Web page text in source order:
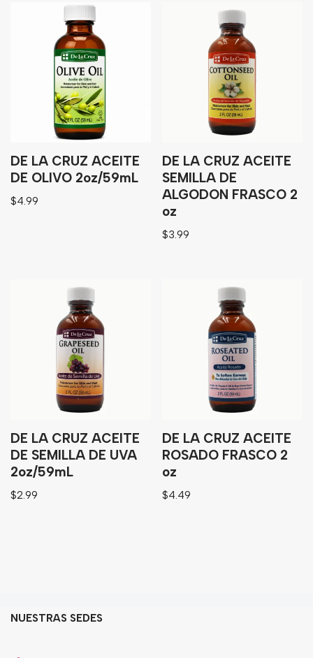
DE LA CRUZ ACEITE
DE OLIVO 2oz/59mL
$4.99
DE LA CRUZ ACEITE
SEMILLA DE
ALGODON FRASCO 2
oz
$3.99
DE LA CRUZ ACEITE
DE SEMILLA DE UVA
2oz/59mL
$2.99
DE LA CRUZ ACEITE
ROSADO FRASCO 2
oz
$4.49
NUESTRAS SEDES